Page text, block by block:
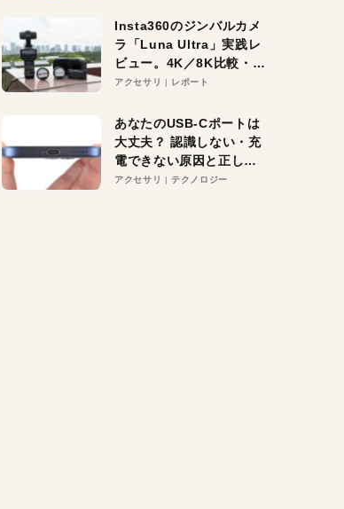
る未来はすぐそこ！
Insta360のジンバルカメ
ラ「Luna Ultra」実践レ
ビュー。4K／8K比較・ズ
ーム・夜間撮影をチェッ
アクセサリ レポート
あなたのUSB-Cポートは
大丈夫？ 認識しない・充
電できない原因と正しい
対策
アクセサリ テクノロジー